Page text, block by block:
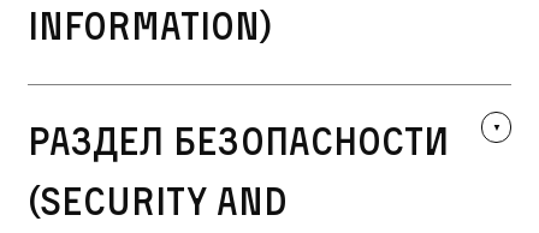
Information)
Раздел безопасности
(Security and